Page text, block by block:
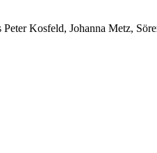
Peter Kosfeld, Johanna Metz,